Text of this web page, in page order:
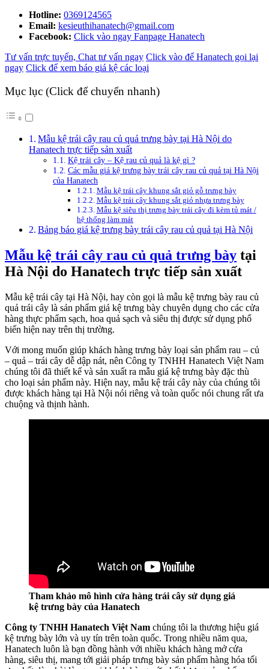
Hotline: 0369124565
Email: kesieuthihanatech@gmail.com
Facebook: Click vào ngay Fanpage Hanatech
Tư vấn trực tuyến, Chat tư vấn ngay Click vào để Hanatech gọi lại
ngay Click để xem báo giá kệ các loại
Mục lục (Click để chuyển nhanh)
Mẫu kệ trái cây rau củ quả trưng bày tại Hà Nội do
Hanatech trực tiếp sản xuất
Kệ trái cây – Kệ rau củ quả là kệ gì ?
Các mẫu giá kệ trưng bày trái cây rau củ quả tại Hà Nội
của Hanatech
Mẫu kệ trái cây khung sắt giỏ gỗ trưng bày
Mẫu kệ trái cây khung sắt giỏ nhựa trưng bày
Mẫu kệ siêu thị trưng bày trái cây đi kèm tủ mát /
hệ thống làm mát
Bảng báo giá kệ trưng bày trái cây rau củ quả tại Hà Nội
Mẫu kệ trái cây rau củ quả trưng bày tại
Hà Nội do Hanatech trực tiếp sản xuất
Mẫu kệ trái cây tại Hà Nội, hay còn gọi là mẫu kệ trưng bày rau củ
quả trái cây là sản phẩm giá kệ trưng bày chuyên dụng cho các cửa
hàng thực phẩm sạch, hoa quả sạch và siêu thị được sử dụng phổ
biến hiện nay trên thị trường.
Với mong muốn giúp khách hàng trưng bày loại sản phẩm rau – củ
– quả – trái cây dễ dập nát, nên Công ty TNHH Hanatech Việt Nam
chúng tôi đã thiết kế và sản xuất ra mẫu giá kệ trưng bày đặc thù
cho loại sản phẩm này. Hiện nay, mẫu kệ trái cây này của chúng tôi
được khách hàng tại Hà Nội nói riêng và toàn quốc nói chung rất ưa
chuộng và thịnh hành.
Tham khảo mô hình cửa hàng trái cây sử dụng giá
kệ trưng bày của Hanatech
Công ty TNHH Hanatech Việt Nam chúng tôi la thương hiệu giá
kệ trưng bày lớn và uy tín trên toàn quốc. Trong nhiều năm qua,
Hanatech luôn là bạn đồng hành với nhiều khách hàng mở cửa
hàng, siêu thị, mang tới giải pháp trưng bày sản phẩm hàng hóa tối